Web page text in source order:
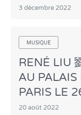
3 décembre 2022
MUSIQUE
RENÉ LIU
AU PALAIS
PARIS LE
20 août 2022